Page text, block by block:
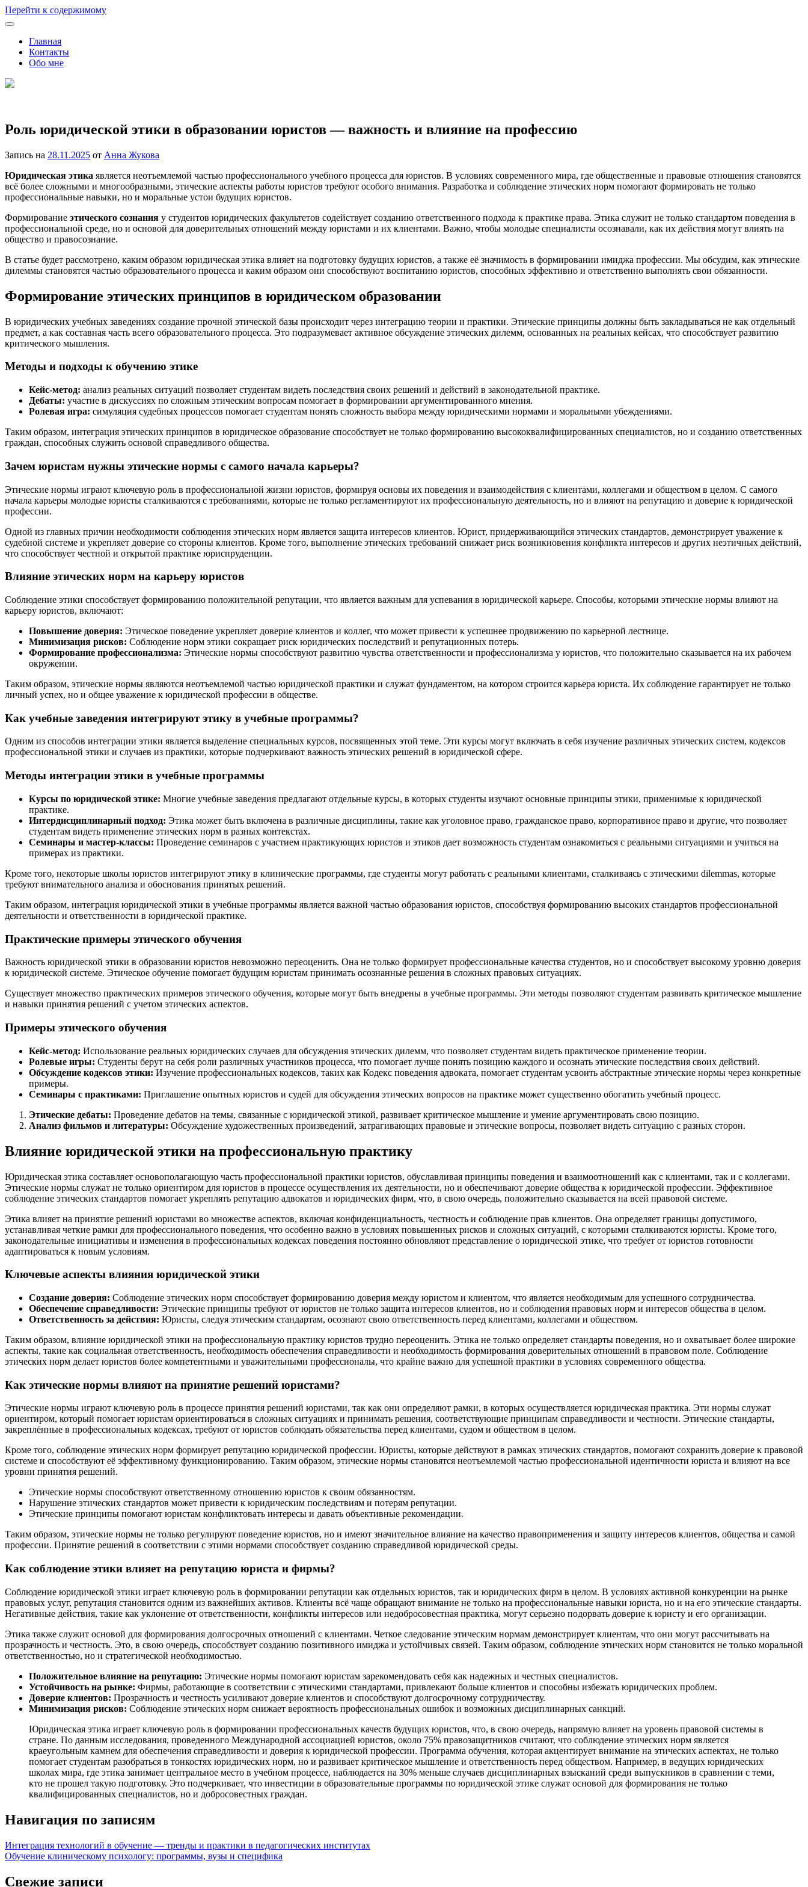
Перейти к содержимому
Главная
Контакты
Обо мне
Роль юридической этики в образовании юристов — важность и влияние на профессию
Запись на 28.11.2025 от Анна Жукова
Юридическая этика является неотъемлемой частью профессионального учебного процесса для юристов. В условиях современного мира, где общественные и правовые отношения становятся
всё более сложными и многообразными, этические аспекты работы юристов требуют особого внимания. Разработка и соблюдение этических норм помогают формировать не только
профессиональные навыки, но и моральные устои будущих юристов.
Формирование этического сознания у студентов юридических факультетов содействует созданию ответственного подхода к практике права. Этика служит не только стандартом поведения в
профессиональной среде, но и основой для доверительных отношений между юристами и их клиентами. Важно, чтобы молодые специалисты осознавали, как их действия могут влиять на
общество и правосознание.
В статье будет рассмотрено, каким образом юридическая этика влияет на подготовку будущих юристов, а также её значимость в формировании имиджа профессии. Мы обсудим, как этические
дилеммы становятся частью образовательного процесса и каким образом они способствуют воспитанию юристов, способных эффективно и ответственно выполнять свои обязанности.
Формирование этических принципов в юридическом образовании
В юридических учебных заведениях создание прочной этической базы происходит через интеграцию теории и практики. Этические принципы должны быть закладываться не как отдельный
предмет, а как составная часть всего образовательного процесса. Это подразумевает активное обсуждение этических дилемм, основанных на реальных кейсах, что способствует развитию
критического мышления.
Методы и подходы к обучению этике
Кейс-метод: анализ реальных ситуаций позволяет студентам видеть последствия своих решений и действий в законодательной практике.
Дебаты: участие в дискуссиях по сложным этическим вопросам помогает в формировании аргументированного мнения.
Ролевая игра: симуляция судебных процессов помогает студентам понять сложность выбора между юридическими нормами и моральными убеждениями.
Таким образом, интеграция этических принципов в юридическое образование способствует не только формированию высококвалифицированных специалистов, но и созданию ответственных
граждан, способных служить основой справедливого общества.
Зачем юристам нужны этические нормы с самого начала карьеры?
Этические нормы играют ключевую роль в профессиональной жизни юристов, формируя основы их поведения и взаимодействия с клиентами, коллегами и обществом в целом. С самого
начала карьеры молодые юристы сталкиваются с требованиями, которые не только регламентируют их профессиональную деятельность, но и влияют на репутацию и доверие к юридической
профессии.
Одной из главных причин необходимости соблюдения этических норм является защита интересов клиентов. Юрист, придерживающийся этических стандартов, демонстрирует уважение к
судебной системе и укрепляет доверие со стороны клиентов. Кроме того, выполнение этических требований снижает риск возникновения конфликта интересов и других неэтичных действий,
что способствует честной и открытой практике юриспруденции.
Влияние этических норм на карьеру юристов
Соблюдение этики способствует формированию положительной репутации, что является важным для успевания в юридической карьере. Способы, которыми этические нормы влияют на
карьеру юристов, включают:
Повышение доверия: Этическое поведение укрепляет доверие клиентов и коллег, что может привести к успешнее продвижению по карьерной лестнице.
Минимизация рисков: Соблюдение норм этики сокращает риск юридических последствий и репутационных потерь.
Формирование профессионализма: Этические нормы способствуют развитию чувства ответственности и профессионализма у юристов, что положительно сказывается на их рабочем
окружении.
Таким образом, этические нормы являются неотъемлемой частью юридической практики и служат фундаментом, на котором строится карьера юриста. Их соблюдение гарантирует не только
личный успех, но и общее уважение к юридической профессии в обществе.
Как учебные заведения интегрируют этику в учебные программы?
Одним из способов интеграции этики является выделение специальных курсов, посвященных этой теме. Эти курсы могут включать в себя изучение различных этических систем, кодексов
профессиональной этики и случаев из практики, которые подчеркивают важность этических решений в юридической сфере.
Методы интеграции этики в учебные программы
Курсы по юридической этике: Многие учебные заведения предлагают отдельные курсы, в которых студенты изучают основные принципы этики, применимые к юридической
практике.
Интердисциплинарный подход: Этика может быть включена в различные дисциплины, такие как уголовное право, гражданское право, корпоративное право и другие, что позволяет
студентам видеть применение этических норм в разных контекстах.
Семинары и мастер-классы: Проведение семинаров с участием практикующих юристов и этиков дает возможность студентам ознакомиться с реальными ситуациями и учиться на
примерах из практики.
Кроме того, некоторые школы юристов интегрируют этику в клинические программы, где студенты могут работать с реальными клиентами, сталкиваясь с этическими dilemmas, которые
требуют внимательного анализа и обоснования принятых решений.
Таким образом, интеграция юридической этики в учебные программы является важной частью образования юристов, способствуя формированию высоких стандартов профессиональной
деятельности и ответственности в юридической практике.
Практические примеры этического обучения
Важность юридической этики в образовании юристов невозможно переоценить. Она не только формирует профессиональные качества студентов, но и способствует высокому уровню доверия
к юридической системе. Этическое обучение помогает будущим юристам принимать осознанные решения в сложных правовых ситуациях.
Существует множество практических примеров этического обучения, которые могут быть внедрены в учебные программы. Эти методы позволяют студентам развивать критическое мышление
и навыки принятия решений с учетом этических аспектов.
Примеры этического обучения
Кейс-метод: Использование реальных юридических случаев для обсуждения этических дилемм, что позволяет студентам видеть практическое применение теории.
Ролевые игры: Студенты берут на себя роли различных участников процесса, что помогает лучше понять позицию каждого и осознать этические последствия своих действий.
Обсуждение кодексов этики: Изучение профессиональных кодексов, таких как Кодекс поведения адвоката, помогает студентам усвоить абстрактные этические нормы через конкретные
примеры.
Семинары с практиками: Приглашение опытных юристов и судей для обсуждения этических вопросов на практике может существенно обогатить учебный процесс.
Этические дебаты: Проведение дебатов на темы, связанные с юридической этикой, развивает критическое мышление и умение аргументировать свою позицию.
Анализ фильмов и литературы: Обсуждение художественных произведений, затрагивающих правовые и этические вопросы, позволяет видеть ситуацию с разных сторон.
Влияние юридической этики на профессиональную практику
Юридическая этика составляет основополагающую часть профессиональной практики юристов, обуславливая принципы поведения и взаимоотношений как с клиентами, так и с коллегами.
Этические нормы служат не только ориентиром для юристов в процессе осуществления их деятельности, но и обеспечивают доверие общества к юридической профессии. Эффективное
соблюдение этических стандартов помогает укреплять репутацию адвокатов и юридических фирм, что, в свою очередь, положительно сказывается на всей правовой системе.
Этика влияет на принятие решений юристами во множестве аспектов, включая конфиденциальность, честность и соблюдение прав клиентов. Она определяет границы допустимого,
устанавливая четкие рамки для профессионального поведения, что особенно важно в условиях повышенных рисков и сложных ситуаций, с которыми сталкиваются юристы. Кроме того,
законодательные инициативы и изменения в профессиональных кодексах поведения постоянно обновляют представление о юридической этике, что требует от юристов готовности
адаптироваться к новым условиям.
Ключевые аспекты влияния юридической этики
Создание доверия: Соблюдение этических норм способствует формированию доверия между юристом и клиентом, что является необходимым для успешного сотрудничества.
Обеспечение справедливости: Этические принципы требуют от юристов не только защита интересов клиентов, но и соблюдения правовых норм и интересов общества в целом.
Ответственность за действия: Юристы, следуя этическим стандартам, осознают свою ответственность перед клиентами, коллегами и обществом.
Таким образом, влияние юридической этики на профессиональную практику юристов трудно переоценить. Этика не только определяет стандарты поведения, но и охватывает более широкие
аспекты, такие как социальная ответственность, необходимость обеспечения справедливости и необходимость формирования доверительных отношений в правовом поле. Соблюдение
этических норм делает юристов более компетентными и уважительными профессионалы, что крайне важно для успешной практики в условиях современного общества.
Как этические нормы влияют на принятие решений юристами?
Этические нормы играют ключевую роль в процессе принятия решений юристами, так как они определяют рамки, в которых осуществляется юридическая практика. Эти нормы служат
ориентиром, который помогает юристам ориентироваться в сложных ситуациях и принимать решения, соответствующие принципам справедливости и честности. Этические стандарты,
закреплённые в профессиональных кодексах, требуют от юристов соблюдать обязательства перед клиентами, судом и обществом в целом.
Кроме того, соблюдение этических норм формирует репутацию юридической профессии. Юристы, которые действуют в рамках этических стандартов, помогают сохранить доверие к правовой
системе и способствуют её эффективному функционированию. Таким образом, этические нормы становятся неотъемлемой частью профессиональной идентичности юриста и влияют на все
уровни принятия решений.
Этические нормы способствуют ответственному отношению юристов к своим обязанностям.
Нарушение этических стандартов может привести к юридическим последствиям и потерям репутации.
Этические принципы помогают юристам конфликтовать интересы и давать объективные рекомендации.
Таким образом, этические нормы не только регулируют поведение юристов, но и имеют значительное влияние на качество правоприменения и защиту интересов клиентов, общества и самой
профессии. Принятие решений в соответствии с этими нормами способствует созданию справедливой юридической среды.
Как соблюдение этики влияет на репутацию юриста и фирмы?
Соблюдение юридической этики играет ключевую роль в формировании репутации как отдельных юристов, так и юридических фирм в целом. В условиях активной конкуренции на рынке
правовых услуг, репутация становится одним из важнейших активов. Клиенты всё чаще обращают внимание не только на профессиональные навыки юриста, но и на его этические стандарты.
Негативные действия, такие как уклонение от ответственности, конфликты интересов или недобросовестная практика, могут серьезно подорвать доверие к юристу и его организации.
Этика также служит основой для формирования долгосрочных отношений с клиентами. Четкое следование этическим нормам демонстрирует клиентам, что они могут рассчитывать на
прозрачность и честность. Это, в свою очередь, способствует созданию позитивного имиджа и устойчивых связей. Таким образом, соблюдение этических норм становится не только моральной
ответственностью, но и стратегической необходимостью.
Положительное влияние на репутацию: Этические нормы помогают юристам зарекомендовать себя как надежных и честных специалистов.
Устойчивость на рынке: Фирмы, работающие в соответствии с этическими стандартами, привлекают больше клиентов и способны избежать юридических проблем.
Доверие клиентов: Прозрачность и честность усиливают доверие клиентов и способствуют долгосрочному сотрудничеству.
Минимизация рисков: Соблюдение этических норм снижает вероятность профессиональных ошибок и возможных дисциплинарных санкций.
Юридическая этика играет ключевую роль в формировании профессиональных качеств будущих юристов, что, в свою очередь, напрямую влияет на уровень правовой системы в
стране. По данным исследования, проведенного Международной ассоциацией юристов, около 75% правозащитников считают, что соблюдение этических норм является
краеугольным камнем для обеспечения справедливости и доверия к юридической профессии. Программа обучения, которая акцентирует внимание на этических аспектах, не только
помогает студентам разобраться в тонкостях юридических норм, но и развивает критическое мышление и ответственность перед обществом. Например, в ведущих юридических
школах мира, где этика занимает центральное место в учебном процессе, наблюдается на 30% меньше случаев дисциплинарных взысканий среди выпускников в сравнении с теми,
кто не прошел такую подготовку. Это подчеркивает, что инвестиции в образовательные программы по юридической этике служат основой для формирования не только
квалифицированных специалистов, но и добросовестных граждан.
Навигация по записям
Интеграция технологий в обучение — тренды и практики в педагогических институтах
Обучение клиническому психологу: программы, вузы и специфика
Свежие записи